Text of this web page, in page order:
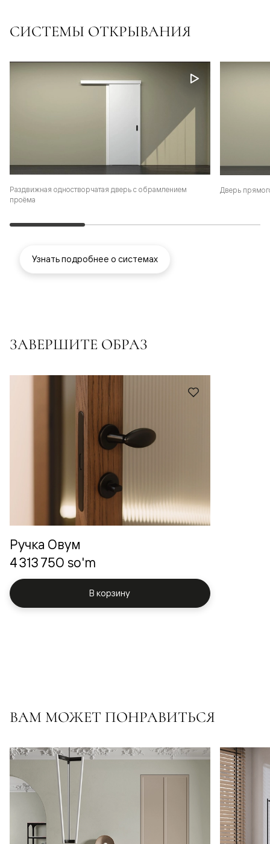
СИСТЕМЫ ОТКРЫВАНИЯ
Раздвижная одностворчатая дверь с обрамлением
проёма
Дверь
Узнать подробнее о системах
ЗАВЕРШИТЕ ОБРАЗ
Ручка Овум
4 313 750 so'm
В корзину
ВАМ МОЖЕТ ПОНРАВИТЬСЯ